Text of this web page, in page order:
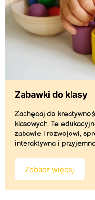
Zabawki do klasy
Zachęcaj do
klasowych. Te
zabawie i rozwojowi,
interaktywna i
Zobacz więcej